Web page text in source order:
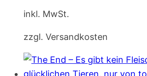
inkl. MwSt.
zzgl. Versandkosten